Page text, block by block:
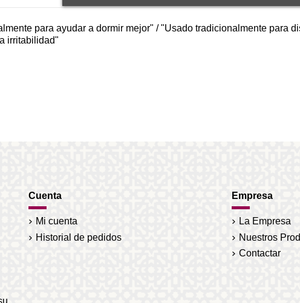
para ayudar a dormir mejor" / "Usado tradicionalmente para
irritabilidad"
Cuenta
Mi cuenta
Historial de pedidos
Empresa
La Empresa
Nuestros
Contactar